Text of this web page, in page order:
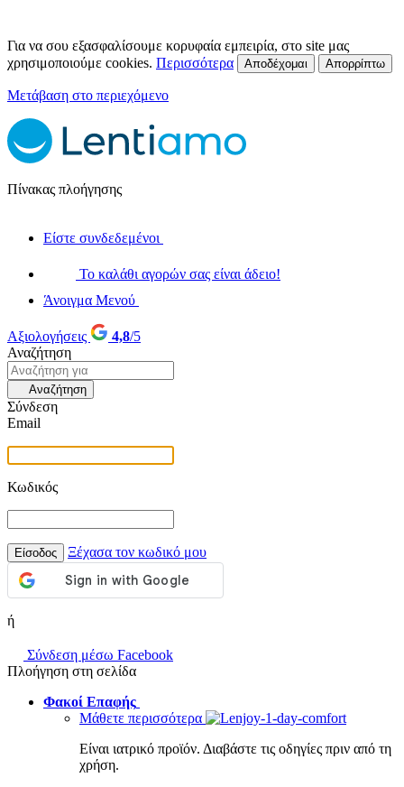
Για να σου εξασφαλίσουμε κορυφαία εμπειρία, στο site μας
χρησιμοποιούμε cookies. Περισσότερα Αποδέχομαι Απορρίπτω
Μετάβαση στο περιεχόμενο
Πίνακας πλοήγησης
Είστε συνδεδεμένοι
Το καλάθι αγορών σας είναι άδειο!
Άνοιγμα Μενού
Αξιολογήσεις 4,8/5
Αναζήτηση
Αναζήτηση
Σύνδεση
Email
Κωδικός
Είσοδος Ξέχασα τον κωδικό μου
ή
Σύνδεση μέσω Facebook
Πλοήγηση στη σελίδα
Φακοί Επαφής
Μάθετε περισσότερα
Είναι ιατρικό προϊόν. Διαβάστε τις οδηγίες πριν από τη
χρήση.